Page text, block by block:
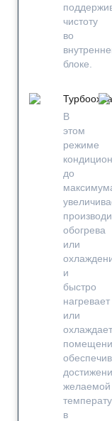
чистоту
во
блоке.
В
этом
режиме
до
обогрева
или
и
быстро
нагревает
или
охлаждает
желаемой
в